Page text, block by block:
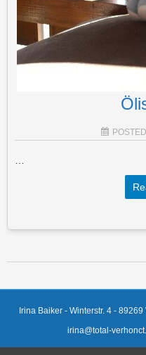
Post
Irina Baiker - Winterstr. 4 -
irina@total-